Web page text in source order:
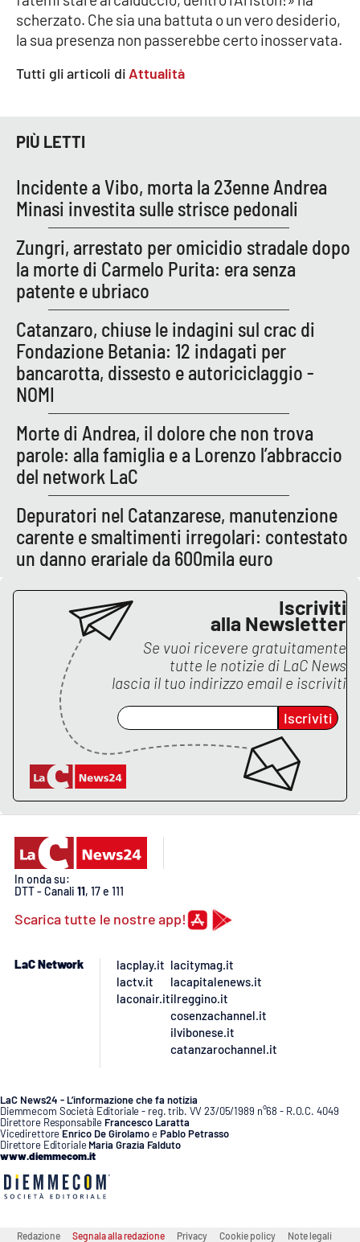
Ilreggino.it
Cosenzachannel.it
Catanzarochannel.it
APP
Android
Apple
Tutti gli articoli di Attualità
scherzato. Che sia una battuta o un vero desiderio,
la sua presenza non passerebbe certo inosservata.
PIÙ LETTI
Incidente a Vibo, morta la 23enne Andrea
Minasi investita sulle strisce pedonali
Zungri, arrestato per omicidio stradale dopo
la morte di Carmelo Purita: era senza
patente e ubriaco
Catanzaro, chiuse le indagini sul crac di
Fondazione Betania: 12 indagati per
bancarotta, dissesto e autoriciclaggio -
NOMI
Morte di Andrea, il dolore che non trova
parole: alla famiglia e a Lorenzo l’abbraccio
del network LaC
Depuratori nel Catanzarese, manutenzione
carente e smaltimenti irregolari: contestato
un danno erariale da 600mila euro
Iscriviti
alla Newsletter
Se vuoi ricevere gratuitamente
tutte le notizie di LaC News
lascia il tuo indirizzo email e iscriviti
Iscriviti
In onda su:
DTT - Canali 11, 17 e 111
Scarica tutte le nostre app!
LaC Network
lacplay.it
lactv.it
laconair.it
lacitymag.it
lacapitalenews.it
ilreggino.it
cosenzachannel.it
ilvibonese.it
catanzarochannel.it
LaC News24 - L’informazione che fa notizia
Diemmecom Società Editoriale - reg. trib. VV 23/05/1989 n°68 - R.O.C. 4049
Direttore Responsabile Francesco Laratta
Vicedirettore Enrico De GirolamoePablo Petrasso
Direttore Editoriale Maria Grazia Falduto
www.diemmecom.it
Redazione Segnala alla redazione Privacy Cookie policy Note legali